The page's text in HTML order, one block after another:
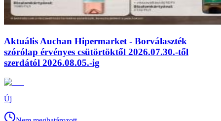
Aktuális Auchan Hipermarket - Borválaszték
szórólap érvényes csütörtöktől 2026.07.30.-től
szerdától 2026.08.05.-ig
Új